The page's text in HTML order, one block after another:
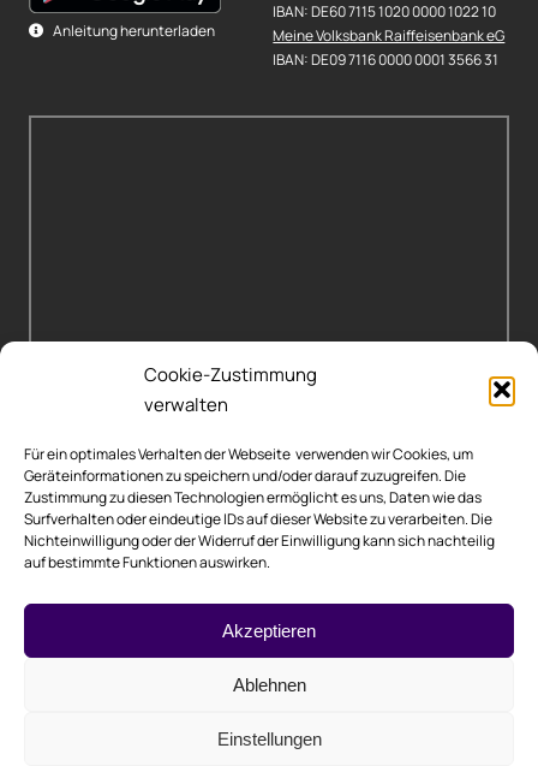
Cookie-Zustimmung
verwalten
Für ein optimales Verhalten der Webseite verwenden wir Cookies, um
Geräteinformationen zu speichern und/oder darauf zuzugreifen. Die
Zustimmung zu diesen Technologien ermöglicht es uns, Daten wie das
Surfverhalten oder eindeutige IDs auf dieser Website zu verarbeiten. Die
Nichteinwilligung oder der Widerruf der Einwilligung kann sich nachteilig
auf bestimmte Funktionen auswirken.
Akzeptieren
Ablehnen
Einstellungen
Anleitung herunterladen
IBAN: DE60 7115 1020 0000 1022 10
Meine Volksbank Raiffeisenbank eG
IBAN: DE09 7116 0000 0001 3566 31
Rechtliche Hinweise
Impressum
Cookie-Richtlinie (EU)